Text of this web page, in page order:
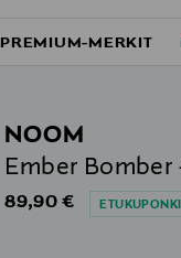
PREMIUM-MERKIT
NOOM
Ember
Original Price
89,90 €